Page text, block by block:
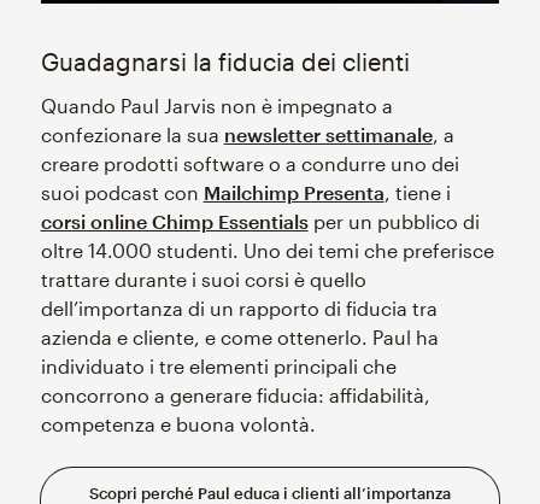
Guadagnarsi la fiducia dei clienti
Quando Paul Jarvis non è impegnato a
confezionare la sua newsletter settimanale, a
creare prodotti software o a condurre uno dei
suoi podcast con Mailchimp Presenta, tiene i
corsi online Chimp Essentialsper un pubblico di
oltre 14.000 studenti. Uno dei temi che preferisce
trattare durante i suoi corsi è quello
dell’importanza di un rapporto di fiducia tra
azienda e cliente, e come ottenerlo. Paul ha
individuato i tre elementi principali che
concorrono a generare fiducia: affidabilità,
competenza e buona volontà.
Scopri perché Paul educa i clienti all’importanza